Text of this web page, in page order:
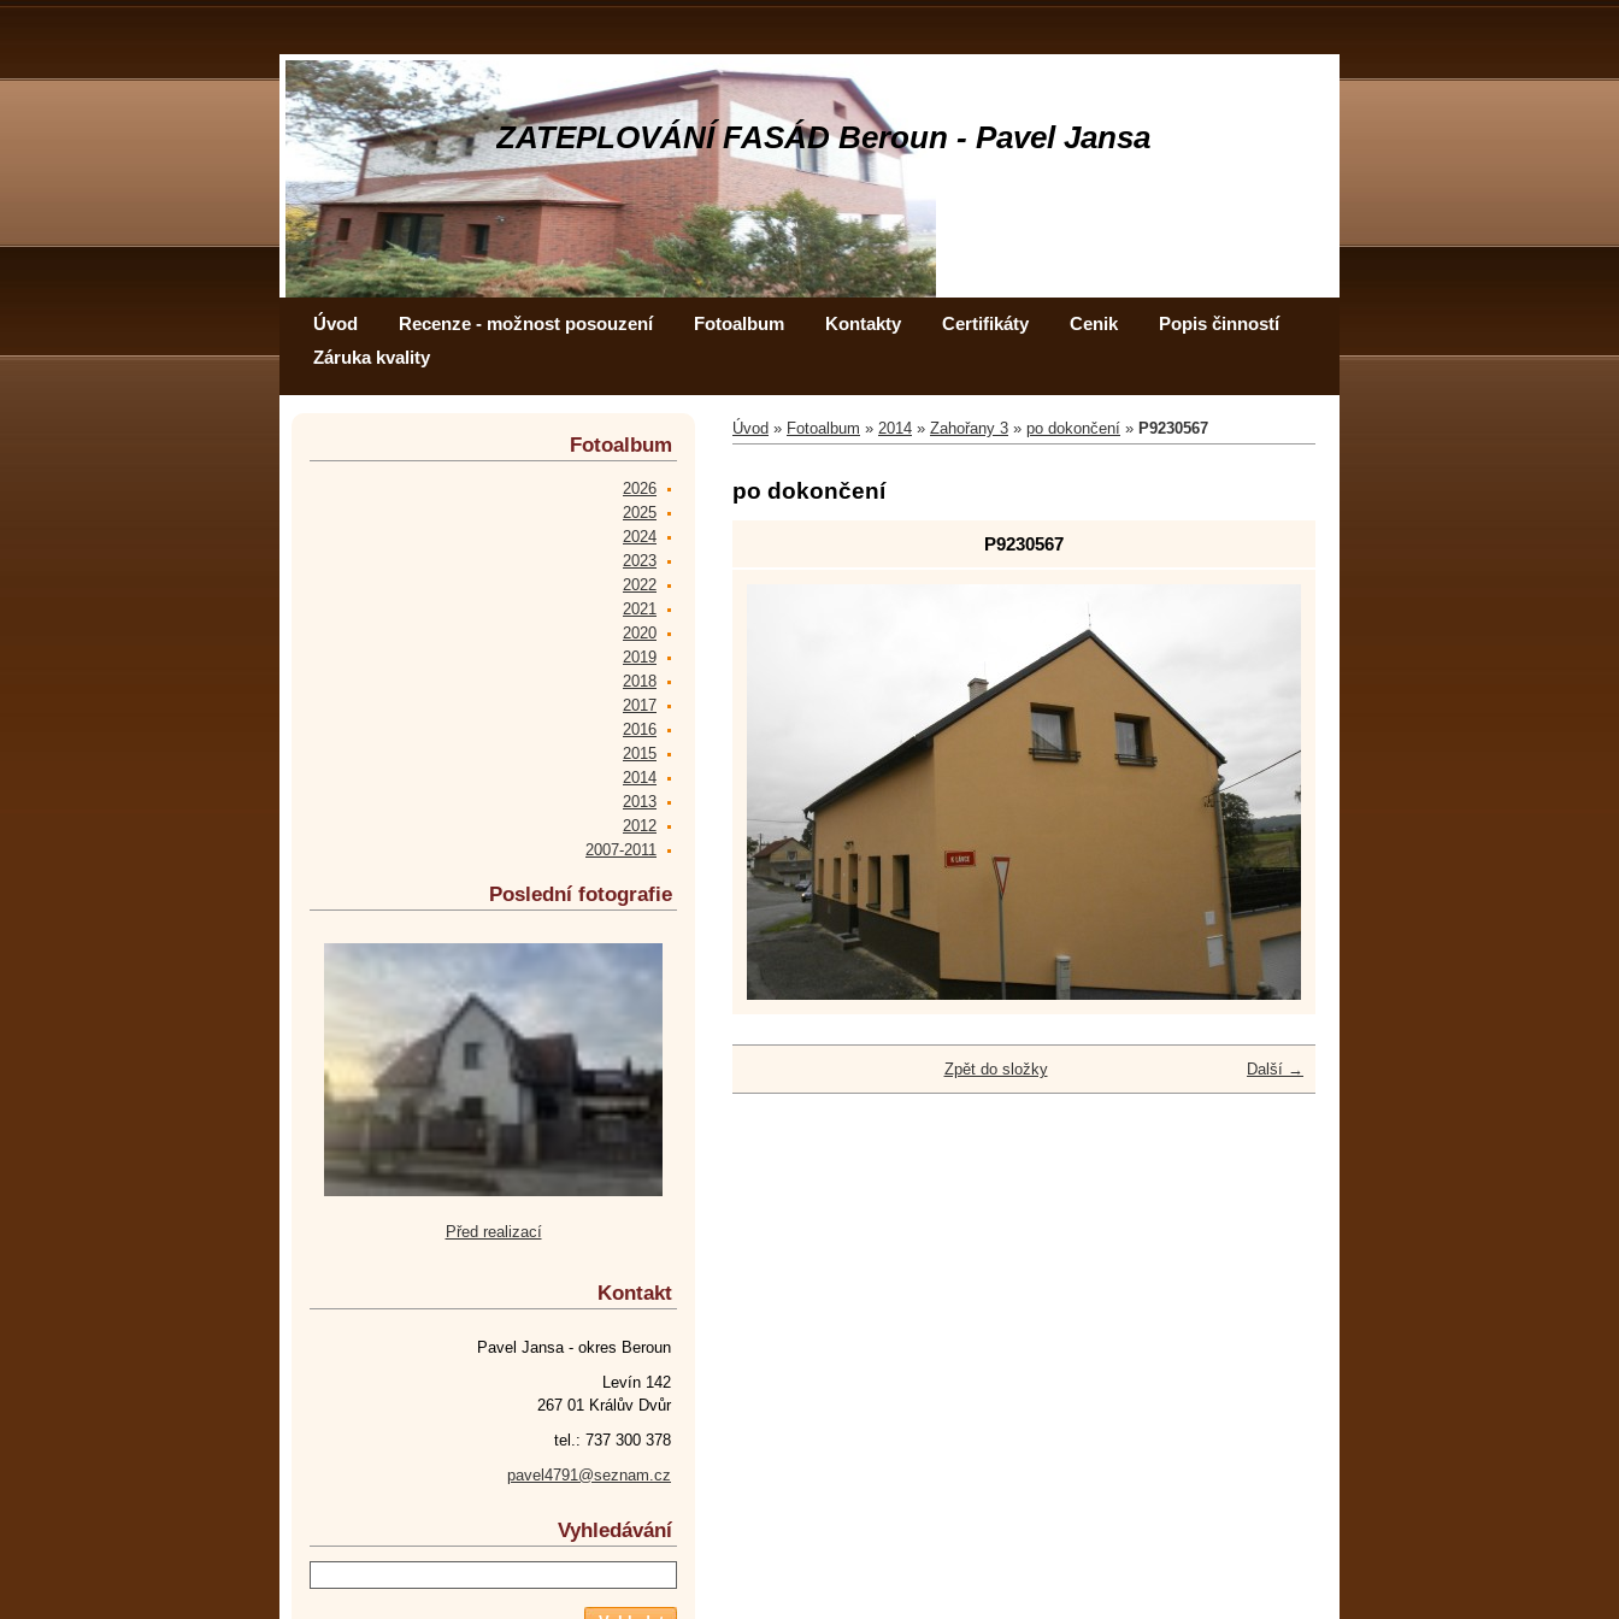
ZATEPLOVÁNÍ FASÁD Beroun - Pavel Jansa
Úvod Recenze - možnost posouzení Fotoalbum Kontakty Certifikáty Cenik
Popis činností
Záruka kvality
Úvod » Fotoalbum » 2014 » Zahořany 3 » po dokončení » P9230567
po dokončení
P9230567
Další →
Zpět do složky
Fotoalbum
2026
2025
2024
2023
2022
2021
2020
2019
2018
2017
2016
2015
2014
2013
2012
2007-2011
Poslední fotografie
Před realizací
Kontakt
Pavel Jansa - okres Beroun
Levín 142
267 01 Králův Dvůr
tel.: 737 300 378
pavel4791@seznam.cz
Vyhledávání